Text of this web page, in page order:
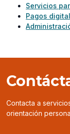
Servicios
Pagos
Contacta a
orientación